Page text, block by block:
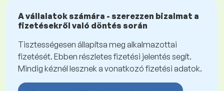
A vállalatok számára - szerezzen bizalmat a
fizetésekről való döntés során
Tisztességesen állapítsa meg alkalmazottai
fizetését. Ebben részletes fizetési jelentés segít.
Mindig kéznél lesznek a vonatkozó fizetési adatok.